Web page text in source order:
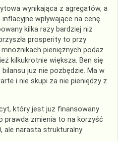
wynikająca z agregatów, a
wpływające na cenę.
kilka razy bardziej niż
prosperity to przy
pieniężnych podaż
kilkukrotnie większa. Ben się
już nie pozbędzie. Ma w
i nie skupi za nie pieniędzy z
który jest juz finansowany
prawda zmienia to na korzyść
ale narasta strukturalny